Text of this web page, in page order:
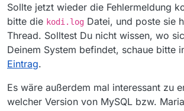
Sollte jetzt wieder die Fehlermeldung
bitte die kodi.log Datei, und poste sie
Thread. Solltest Du nicht wissen, wo
Deinem System befindet, schaue bitte
Eintrag.
Es wäre außerdem mal interessant zu
welcher Version von MySQL bzw.